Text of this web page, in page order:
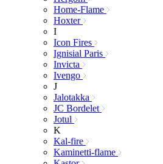
Home-Flame
Hoxter
I
Icon Fires
Ignisial Paris
Invicta
Ivengo
J
Jalotakka
JC Bordelet
Jotul
K
Kal-fire
Kaminetti-flame